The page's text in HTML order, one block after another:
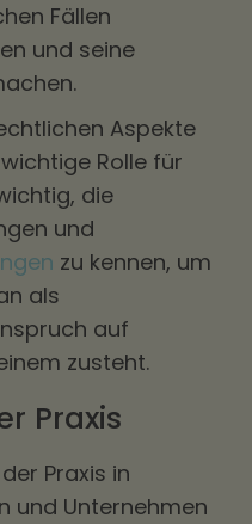
Fällen
und seine
Aspekte
Rolle für
die
und
zu kennen, um
als
auf
zusteht.
Praxis
Praxis in
und Unternehmen